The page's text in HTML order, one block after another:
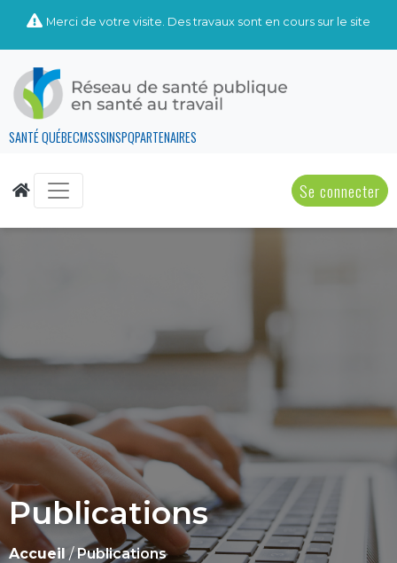
Merci de votre visite. Des travaux sont en cours sur le site
SANTÉ QUÉBECMSSSINSPQPARTENAIRES
Se connecter
Publications
Accueil /Publications